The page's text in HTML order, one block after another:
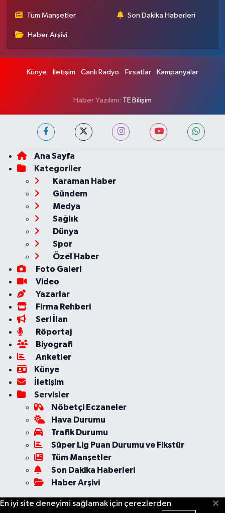
Tüm Manşetler Son Dakika Haberleri
Haber Arşivi
Künye İletişim Canlı Radyo Fırsatlar Kampanyalar
Haber Yazılımı: TE Bilişim
Ana Sayfa
Kategoriler
Karaman Haber
Gündem
Medya
Sağlık
Dünya
Spor
Özel Haber
Foto Galeri
Video
Yazarlar
Firma Rehberi
Seri İlan
Röportaj
Biyografi
Anketler
Künye
İletişim
Servisler
Nöbetçi Eczaneler
Hava Durumu
Trafik Durumu
Süper Lig Puan Durumu ve Fikstür
Tüm Manşetler
Son Dakika Haberleri
Haber Arşivi
En iyi site deneyimi sağlamak için çerezlerden